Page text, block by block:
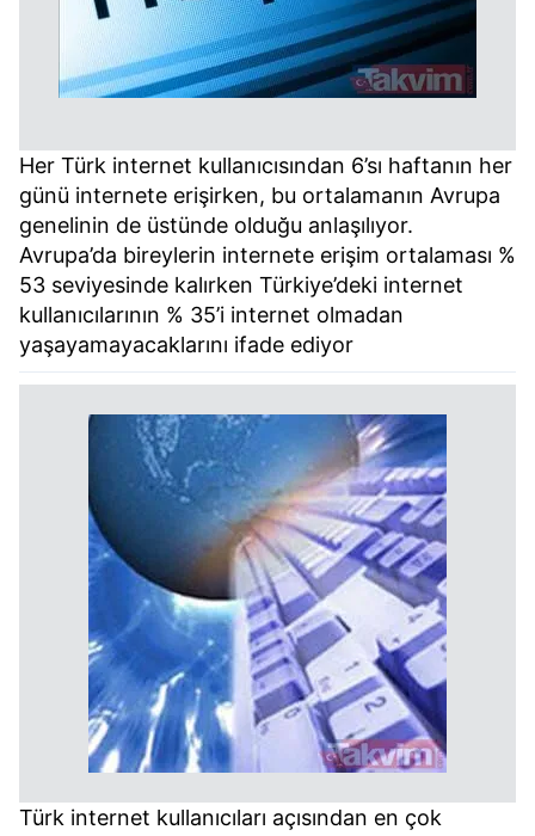
Her Türk internet kullanıcısından 6’sı haftanın her
günü internete erişirken, bu ortalamanın Avrupa
genelinin de üstünde olduğu anlaşılıyor.
Avrupa’da bireylerin internete erişim ortalaması %
53 seviyesinde kalırken Türkiye’deki internet
kullanıcılarının % 35’i internet olmadan
yaşayamayacaklarını ifade ediyor
Türk internet kullanıcıları açısından en çok